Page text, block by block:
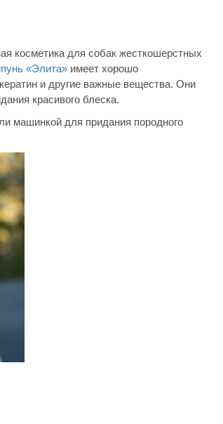
косметика для собак жесткошерстных
«Элита»имеет хорошо
и другие важные вещества. Они
красивого блеска.
машинкой для придания породного